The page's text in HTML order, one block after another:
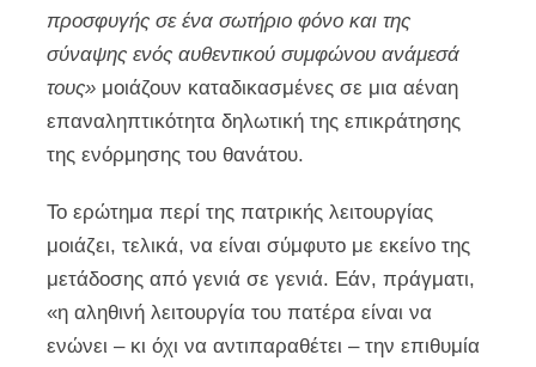
προσφυγής σε ένα σωτήριο φόνο και της
σύναψης ενός αυθεντικού συμφώνου ανάμεσά
τους» μοιάζουν καταδικασμένες σε μια αέναη
επαναληπτικότητα δηλωτική της επικράτησης
της ενόρμησης του θανάτου.
Το ερώτημα περί της πατρικής λειτουργίας
μοιάζει, τελικά, να είναι σύμφυτο με εκείνο της
μετάδοσης από γενιά σε γενιά. Εάν, πράγματι,
«η αληθινή λειτουργία του πατέρα είναι να
ενώνει – κι όχι να αντιπαραθέτει – την επιθυμία